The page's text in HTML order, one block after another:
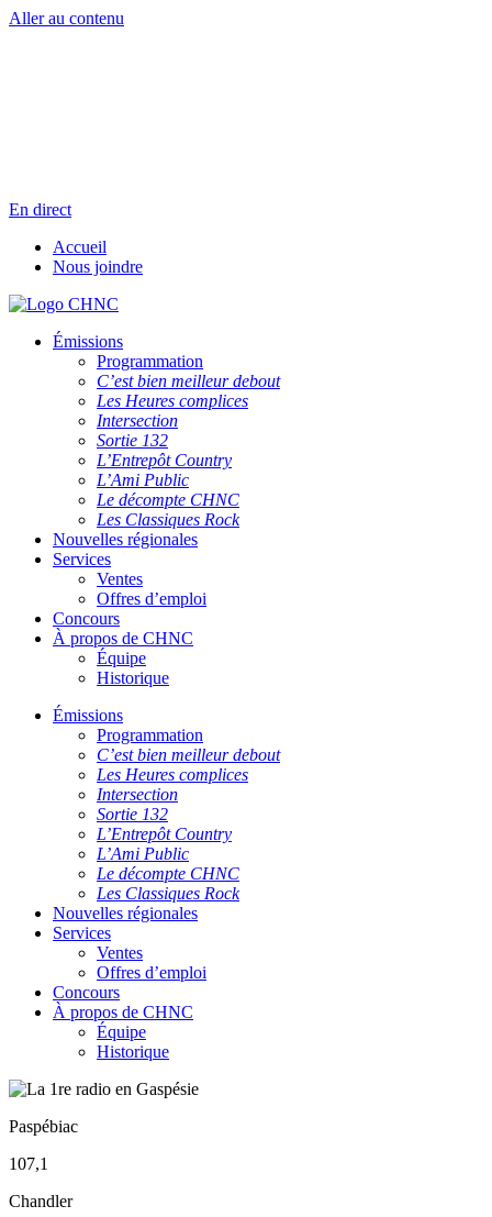
Aller au contenu
En direct
Accueil
Nous joindre
Émissions
Programmation
C’est bien meilleur debout
Les Heures complices
Intersection
Sortie 132
L’Entrepôt Country
L’Ami Public
Le décompte CHNC
Les Classiques Rock
Nouvelles régionales
Services
Ventes
Offres d’emploi
Concours
À propos de CHNC
Équipe
Historique
Émissions
Programmation
C’est bien meilleur debout
Les Heures complices
Intersection
Sortie 132
L’Entrepôt Country
L’Ami Public
Le décompte CHNC
Les Classiques Rock
Nouvelles régionales
Services
Ventes
Offres d’emploi
Concours
À propos de CHNC
Équipe
Historique
Paspébiac
107,1
Chandler